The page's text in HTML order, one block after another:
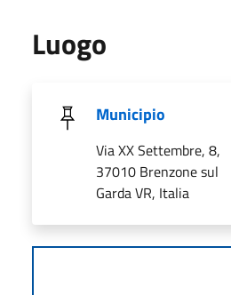
Luogo
Municipio
Via XX Settembre, 8,
37010 Brenzone sul
Garda VR, Italia